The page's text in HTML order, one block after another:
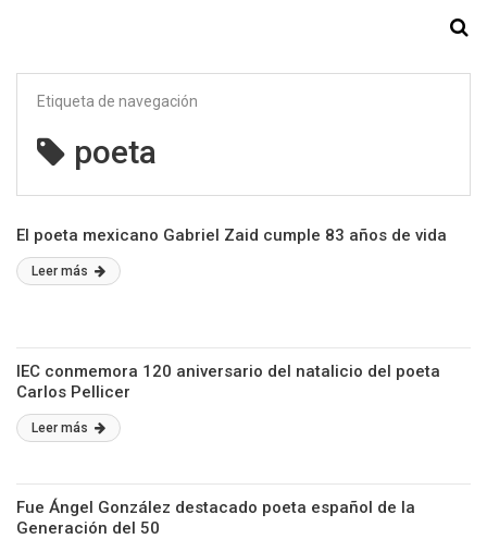
Etiqueta de navegación
poeta
El poeta mexicano Gabriel Zaid cumple 83 años de vida
Leer más
IEC conmemora 120 aniversario del natalicio del poeta
Carlos Pellicer
Leer más
Fue Ángel González destacado poeta español de la
Generación del 50